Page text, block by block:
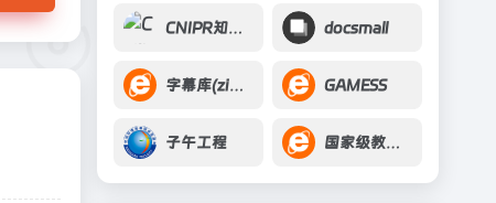
CNIPR知识产权网 docsmall
字幕库(zimuku) GAMESS
子午工程 国家级教学成果奖